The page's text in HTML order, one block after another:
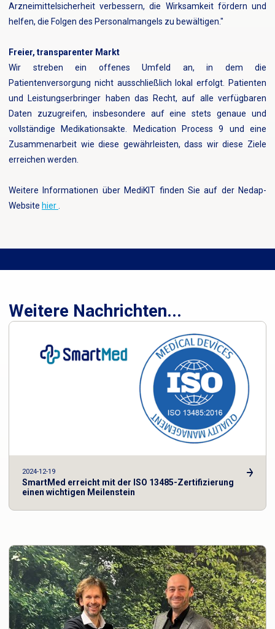
Arzneimittelsicherheit verbessern, die Wirksamkeit fördern und
helfen, die Folgen des Personalmangels zu bewältigen."
Freier, transparenter Markt
Wir streben ein offenes Umfeld an, in dem die
Patientenversorgung nicht ausschließlich lokal erfolgt. Patienten
und Leistungserbringer haben das Recht, auf alle verfügbaren
Daten zuzugreifen, insbesondere auf eine stets genaue und
vollständige Medikationsakte. Medication Process 9 und eine
Zusammenarbeit wie diese gewährleisten, dass wir diese Ziele
erreichen werden.
Weitere Informationen über MediKIT finden Sie auf der Nedap-
Website hier
Weitere Nachrichten...
2024-12-19
SmartMed erreicht mit der ISO 13485-Zertifizierung
einen wichtigen Meilenstein